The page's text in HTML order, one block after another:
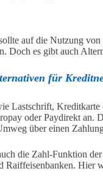
auf die Nutzung
Doch es gibt auch
für
Lastschrift,
oder Paydirekt an.
über einen
die Zahl-Funktion
Raiffeisenbanken. Hier